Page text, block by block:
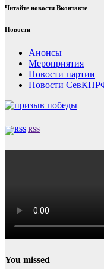
Читайте новости Вконтакте
Новости
Анонсы
Мероприятия
Новости партии
Новости
RSS
You missed